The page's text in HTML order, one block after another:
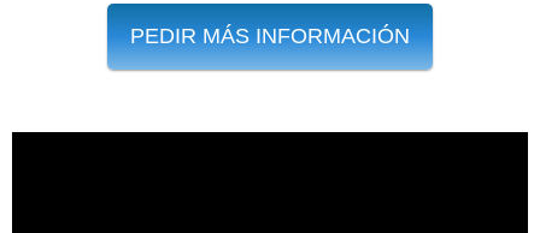
PEDIR MÁS INFORMACIÓN